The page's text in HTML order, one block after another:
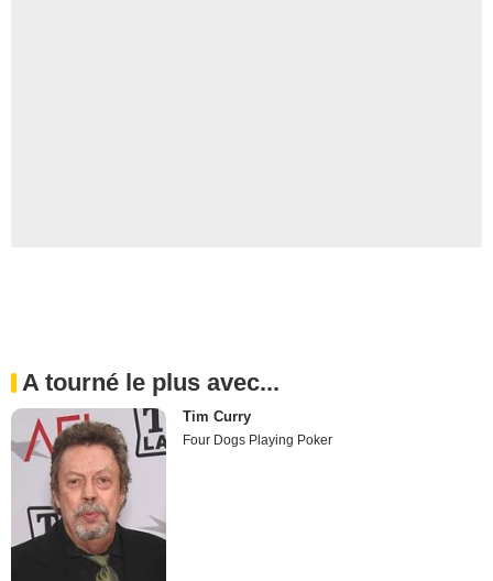
A tourné le plus avec...
Tim Curry
Four Dogs Playing Poker